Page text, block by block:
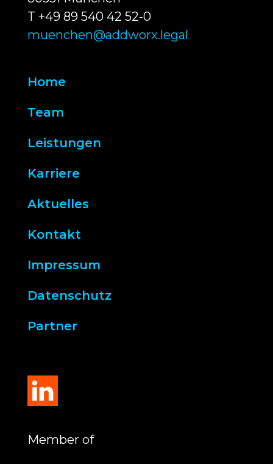
T +49 89 540 42 52-0
muenchen@addworx.legal
Home
Team
Leistungen
Karriere
Aktuelles
Kontakt
Impressum
Datenschutz
Partner
Member of